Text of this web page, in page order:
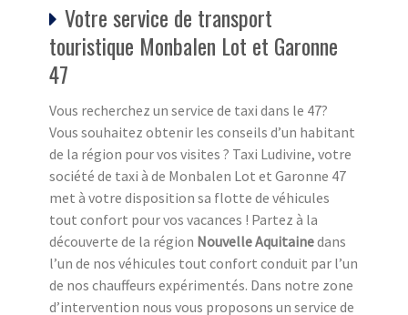
Votre service de transport
touristique Monbalen Lot et Garonne
47
Vous recherchez un service de taxi dans le 47?
Vous souhaitez obtenir les conseils d’un habitant
de la région pour vos visites ? Taxi Ludivine, votre
société de taxi à de Monbalen Lot et Garonne 47
met à votre disposition sa flotte de véhicules
tout confort pour vos vacances ! Partez à la
découverte de la région Nouvelle Aquitainedans
l’un de nos véhicules tout confort conduit par l’un
de nos chauffeurs expérimentés. Dans notre zone
d’intervention nous vous proposons un service de